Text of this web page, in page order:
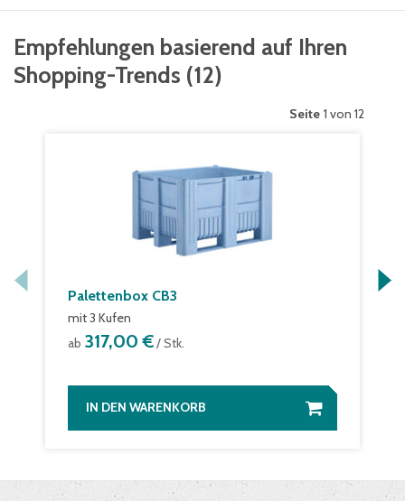
Empfehlungen basierend auf Ihren
Shopping-Trends (12)
Seite 1 von 12
Palettenbox CB3
mit 3 Kufen
ab 317,00 €/ Stk.
IN DEN WARENKORB